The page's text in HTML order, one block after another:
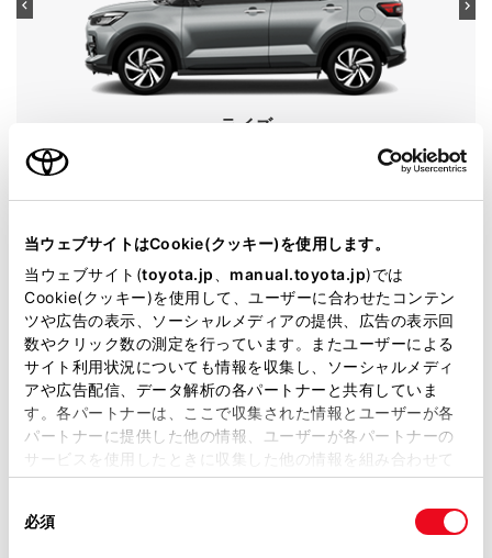
当ウェブサイトはCookie(クッキー)を使用します。
当ウェブサイト(toyota.jp manual.toyota.jp)では
Cookie(クッキー)を使用して、ユーザーに合わせたコンテン
ツや広告の表示、ソーシャルメディアの提供、広告の表示回
数やクリック数の測定を行っています。またユーザーによる
サイト利用状況についても情報を収集し、ソーシャルメディ
アや広告配信、データ解析の各パートナーと共有していま
す。各パートナーは、ここで収集された情報とユーザーが各
パートナーに提供した他の情報、ユーザーが各パートナーの
サービスを使用したときに収集した他の情報を組み合わせて
使用することがあります。当ウェブサイトの使用を続行する
必須
ライズ
グレード
駆動方式 4WD
試乗予約